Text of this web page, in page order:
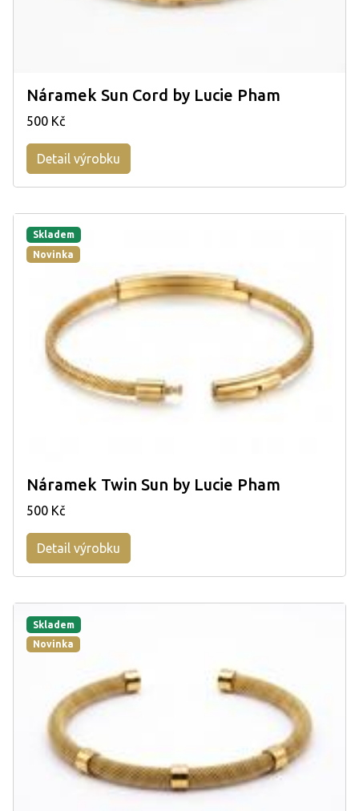
Náramek Sun Cord by Lucie Pham
500 Kč
Detail výrobku
Skladem
Novinka
Náramek Twin Sun by Lucie Pham
500 Kč
Detail výrobku
Skladem
Novinka